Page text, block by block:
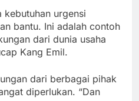
kebutuhan urgensi
bantu. Ini adalah contoh
dari dunia usaha
Kang Emil.
dari berbagai pihak
diperlukan. “Dan